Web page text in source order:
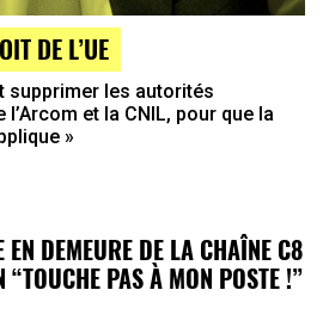
DE L’UE
supprimer les autorités
et la CNIL, pour que la
»
DEMEURE DE LA CHAÎNE C8
PAS À MON POSTE !”